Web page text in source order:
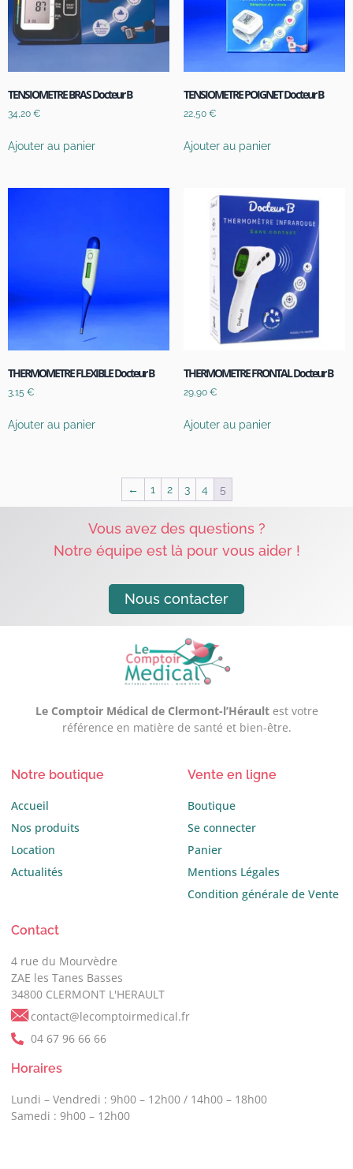
TENSIOMETRE BRAS Docteur B
34,20 €
Ajouter au panier
TENSIOMETRE POIGNET Docteur B
22,50 €
Ajouter au panier
THERMOMETRE FLEXIBLE Docteur B
3,15 €
Ajouter au panier
THERMOMETRE FRONTAL Docteur B
29,90 €
Ajouter au panier
← 1 2 3 4 5
Vous avez des questions ?
Notre équipe est là pour vous aider !
Nous contacter
Le Comptoir Médical de Clermont-l’Héraultest votre
référence en matière de santé et bien-être.
Notre boutique
Accueil
Nos produits
Location
Actualités
Vente en ligne
Boutique
Se connecter
Panier
Mentions Légales
Condition générale de Vente
Contact
4 rue du Mourvèdre
ZAE les Tanes Basses
34800 CLERMONT L'HERAULT
contact@lecomptoirmedical.fr
04 67 96 66 66
Horaires
Lundi – Vendredi : 9h00 – 12h00 / 14h00 – 18h00
Samedi : 9h00 – 12h00